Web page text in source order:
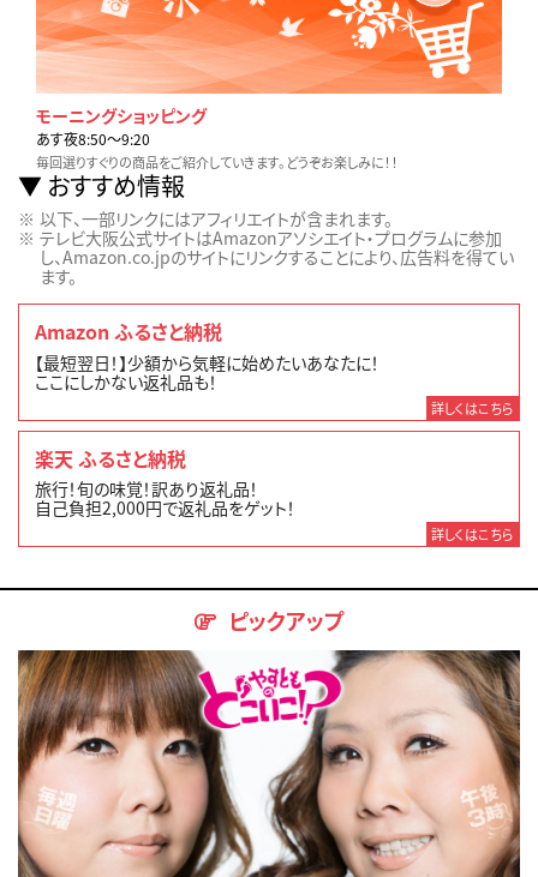
モーニングショッピング
あす夜8:50〜9:20
毎回選りすぐりの商品をご紹介していきます。どうぞお楽しみに！！
おすすめ情報
以下、一部リンクにはアフィリエイトが含まれます。
テレビ大阪公式サイトはAmazonアソシエイト・プログラムに参加
し、Amazon.co.jpのサイトにリンクすることにより、広告料を得てい
ます。
Amazon ふるさと納税
【最短翌日！】少額から気軽に始めたいあなたに！
ここにしかない返礼品も！
詳しくはこちら
楽天 ふるさと納税
旅行！旬の味覚！訳あり返礼品！
自己負担2,000円で返礼品をゲット！
詳しくはこちら
ピックアップ